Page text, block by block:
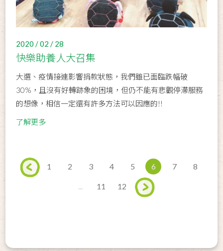
2020 / 02 / 28
快樂助養人大召集
大選、疫情接連影響捐款狀態，我們雖已面臨跌幅破
30%，且沒有好轉跡象的困境，但仍不能有悲觀停滯服務
的想像，相信一定還有許多方法可以因應的!!
了解更多
1 2 3 4 5 6 7 8
11 12